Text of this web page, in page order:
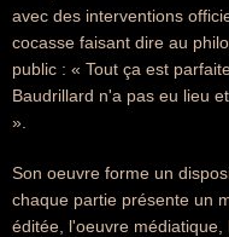
avec des interventions
cocasse faisant dire au
public : « Tout ça est
Baudrillard n'a pas eu lieu
».
Son oeuvre forme un
chaque partie présente un
éditée, l'oeuvre médiatique,